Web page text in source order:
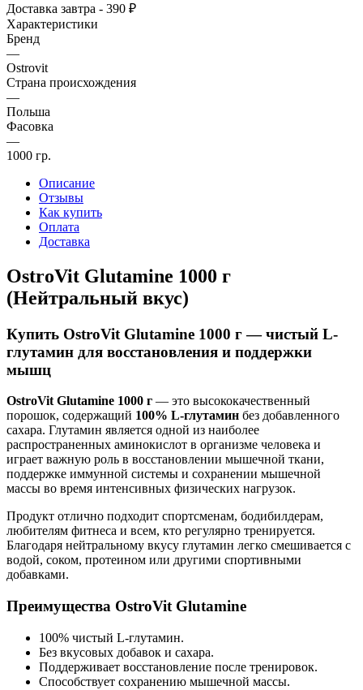
Доставка завтра - 390 ₽
Характеристики
Бренд
—
Ostrovit
Страна происхождения
—
Польша
Фасовка
—
1000 гр.
Описание
Отзывы
Как купить
Оплата
Доставка
OstroVit Glutamine 1000 г
(Нейтральный вкус)
Купить OstroVit Glutamine 1000 г — чистый L-
глутамин для восстановления и поддержки
мышц
OstroVit Glutamine 1000 г — это высококачественный
порошок, содержащий 100% L-глутамин без добавленного
сахара. Глутамин является одной из наиболее
распространенных аминокислот в организме человека и
играет важную роль в восстановлении мышечной ткани,
поддержке иммунной системы и сохранении мышечной
массы во время интенсивных физических нагрузок.
Продукт отлично подходит спортсменам, бодибилдерам,
любителям фитнеса и всем, кто регулярно тренируется.
Благодаря нейтральному вкусу глутамин легко смешивается с
водой, соком, протеином или другими спортивными
добавками.
Преимущества OstroVit Glutamine
100% чистый L-глутамин.
Без вкусовых добавок и сахара.
Поддерживает восстановление после тренировок.
Способствует сохранению мышечной массы.